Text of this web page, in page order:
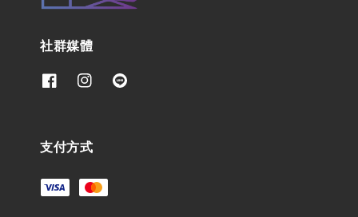
社群媒體
支付方式